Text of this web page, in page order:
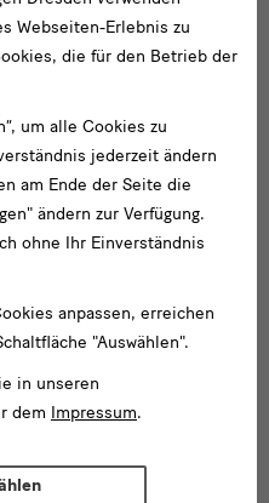
von Emmy Mraczek
Kunstwerken ist einzig
Pascin bekannt, das
Reichsmark 1935 von
der US Army zum Schutz der
Zweiten Weltkrieg –
und Blumen“, um 1917, Öl
Webseiten-Erlebnis zu
die für den Betrieb der
um alle Cookies zu
jederzeit ändern
am Ende der Seite die
ändern zur Verfügung.
ohne Ihr Einverständnis
anpassen, erreichen
"Auswählen".
in unseren
dem Impressum.